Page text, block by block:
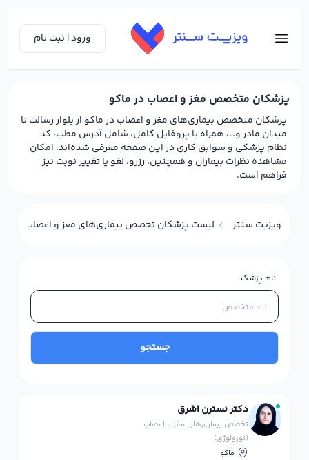
ورود | ثبت نام
پزشکان متخصص مغز و اعصاب در ماکو
پزشکان متخصص بیماری‌های مغز و اعصاب در ماکو از بلوار رسالت تا
میدان مادر و…، همراه با پروفایل کامل، شامل آدرس مطب، کد
نظام پزشکی و سوابق کاری در این صفحه معرفی شده‌اند. امکان
مشاهده نظرات بیماران و همچنین، رزرو، لغو یا تغییر نوبت نیز
فراهم است.
ویزیت سنتر لیست پزشکان تخصص بیماری‌های مغز و اعصاب
نام پزشک:
جستجو
دکتر نسترن اشرق
تخصص بیماری‌های مغز و اعصاب
(نورولوژی)
ماکو